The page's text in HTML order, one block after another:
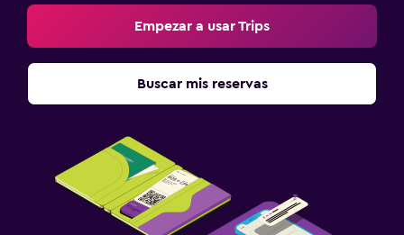
Empezar a usar Trips
Buscar mis reservas